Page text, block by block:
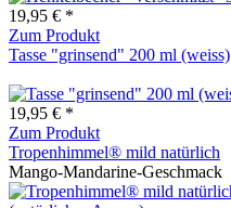
19,95 € *
Zum Produkt
Tasse "grinsend" 200 ml (weiss)
19,95 € *
Zum Produkt
Tropenhimmel® mild natürlich
Mango-Mandarine-Geschmack